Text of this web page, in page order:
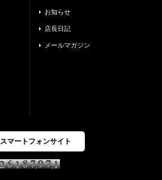
お知らせ
店長日記
メールマガジン
スマートフォンサイト